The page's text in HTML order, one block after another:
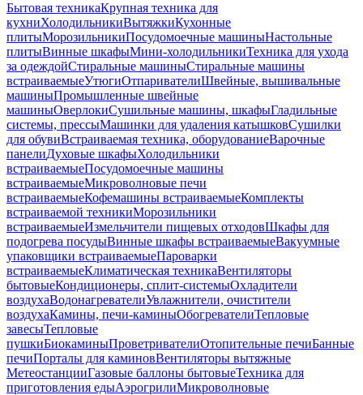
Бытовая техникаКрупная техника для
кухниХолодильникиВытяжкиКухонные
плитыМорозильникиПосудомоечные машиныНастольные
плитыВинные шкафыМини-холодильникиТехника для ухода
за одеждойСтиральные машиныСтиральные машины
встраиваемыеУтюгиОтпаривателиШвейные, вышивальные
машиныПромышленные швейные
машиныОверлокиСушильные машины, шкафыГладильные
системы, прессыМашинки для удаления катышковСушилки
для обувиВстраиваемая техника, оборудованиеВарочные
панелиДуховые шкафыХолодильники
встраиваемыеПосудомоечные машины
встраиваемыеМикроволновые печи
встраиваемыеКофемашины встраиваемыеКомплекты
встраиваемой техникиМорозильники
встраиваемыеИзмельчители пищевых отходовШкафы для
подогрева посудыВинные шкафы встраиваемыеВакуумные
упаковщики встраиваемыеПароварки
встраиваемыеКлиматическая техникаВентиляторы
бытовыеКондиционеры, сплит-системыОхладители
воздухаВодонагревателиУвлажнители, очистители
воздухаКамины, печи-каминыОбогревателиТепловые
завесыТепловые
пушкиБиокаминыПроветривателиОтопительные печиБанные
печиПорталы для каминовВентиляторы вытяжные
МетеостанцииГазовые баллоны бытовыеТехника для
приготовления едыАэрогрилиМикроволновые